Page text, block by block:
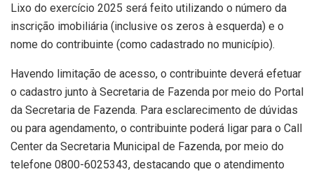
Lixo do exercício 2025 será feito utilizando o número da
inscrição imobiliária (inclusive os zeros à esquerda) e o
nome do contribuinte (como cadastrado no município).
Havendo limitação de acesso, o contribuinte deverá efetuar
o cadastro junto à Secretaria de Fazenda por meio do Portal
da Secretaria de Fazenda. Para esclarecimento de dúvidas
ou para agendamento, o contribuinte poderá ligar para o Call
Center da Secretaria Municipal de Fazenda, por meio do
telefone 0800-6025343, destacando que o atendimento